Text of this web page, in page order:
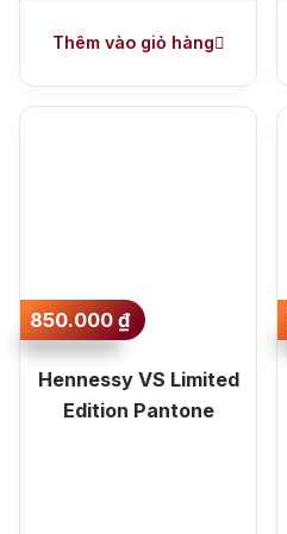
Thêm vào giỏ hàng
850.000₫
Hennessy VS Limited
Edition Pantone